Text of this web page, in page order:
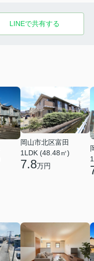
LINEで共有する
岡山市北区富田
1LDK (48.48㎡)
7.8万円